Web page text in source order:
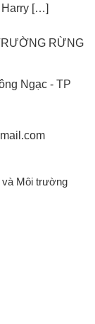
Harry […]
RỪNG
Ngạc - TP
và Môi trường